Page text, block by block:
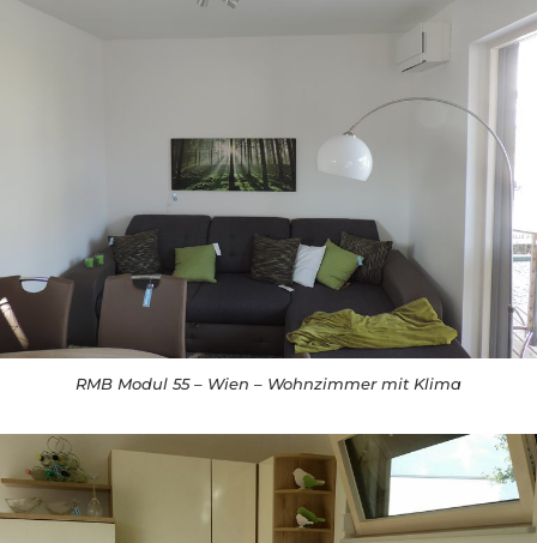
RMB Modul 55 – Wien – Wohnzimmer mit Klima